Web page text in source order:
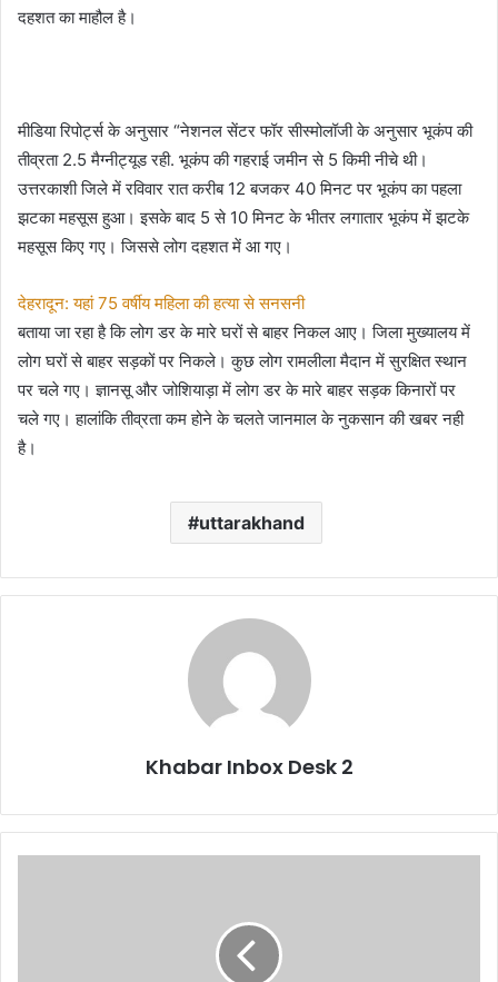
दहशत का माहौल है।
मीडिया रिपोर्ट्स के अनुसार “नेशनल सेंटर फॉर सीस्मोलॉजी के अनुसार भूकंप की
तीव्रता 2.5 मैग्नीट्यूड रही. भूकंप की गहराई जमीन से 5 किमी नीचे थी।
उत्तरकाशी जिले में रविवार रात करीब 12 बजकर 40 मिनट पर भूकंप का पहला
झटका महसूस हुआ। इसके बाद 5 से 10 मिनट के भीतर लगातार भूकंप में झटके
महसूस किए गए। जिससे लोग दहशत में आ गए।
देहरादून: यहां 75 वर्षीय महिला की हत्या से सनसनी
बताया जा रहा है कि लोग डर के मारे घरों से बाहर निकल आए। जिला मुख्यालय में
लोग घरों से बाहर सड़कों पर निकले। कुछ लोग रामलीला मैदान में सुरक्षित स्थान
पर चले गए। ज्ञानसू और जोशियाड़ा में लोग डर के मारे बाहर सड़क किनारों पर
चले गए। हालांकि तीव्रता कम होने के चलते जानमाल के नुकसान की खबर नही
है।
uttarakhand
Khabar Inbox Desk 2